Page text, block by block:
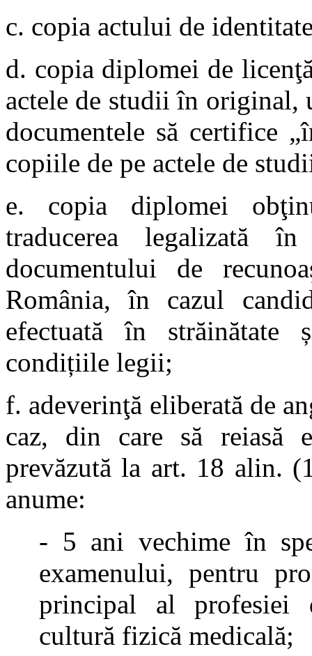
c. copia actului de
d. copia diplomei de
actele de studii în original,
documentele să certifice
copiile de pe actele de
e. copia diplomei
traducerea legalizată
documentului de
România, în cazul
efectuată în străinătate
condițiile legii;
f. adeverinţă eliberată de
caz, din care să reiasă
prevăzută la art. 18 alin.
anume:
- 5 ani vechime în
examenului, pentru
principal al profesiei
cultură fizică medicală;